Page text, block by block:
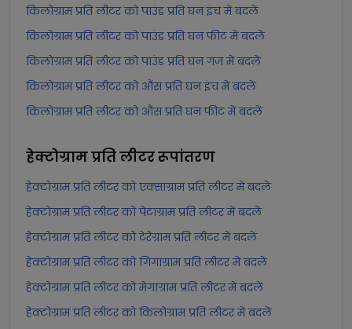
किलोग्राम प्रति लीटर को पाउंड प्रति घन इंच में बदलें
किलोग्राम प्रति लीटर को पाउंड प्रति घन फीट में बदलें
किलोग्राम प्रति लीटर को पाउंड प्रति घन गज में बदलें
किलोग्राम प्रति लीटर को औंस प्रति घन इंच में बदलें
किलोग्राम प्रति लीटर को औंस प्रति घन फीट में बदलें
हेक्टोग्राम प्रति लीटररूपांतरण
हेक्टोग्राम प्रति लीटर को एक्साग्राम प्रति लीटर में बदलें
हेक्टोग्राम प्रति लीटर को पेटाग्राम प्रति लीटर में बदलें
हेक्टोग्राम प्रति लीटर को टेरेग्राम प्रति लीटर में बदलें
हेक्टोग्राम प्रति लीटर को गिगाग्राम प्रति लीटर में बदलें
हेक्टोग्राम प्रति लीटर को मेगाग्राम प्रति लीटर में बदलें
हेक्टोग्राम प्रति लीटर को किलोग्राम प्रति लीटर में बदलें